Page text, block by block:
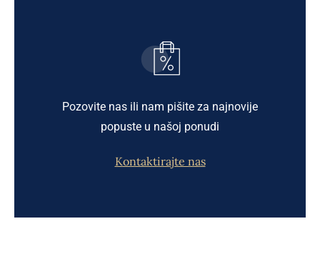
Pozovite nas ili nam pišite za najnovije
popuste u našoj ponudi
Kontaktirajte nas